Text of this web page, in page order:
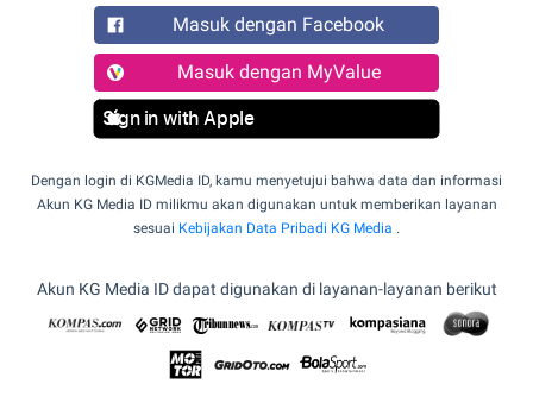
Masuk dengan Facebook
Masuk dengan MyValue
Sign in with Apple
Dengan login di KGMedia ID, kamu menyetujui bahwa data dan informasi
Akun KG Media ID milikmu akan digunakan untuk memberikan layanan
sesuai Kebijakan Data Pribadi KG Media .
Akun KG Media ID dapat digunakan di layanan-layanan berikut